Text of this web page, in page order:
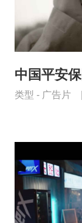
中国平安
类型 - 广告片